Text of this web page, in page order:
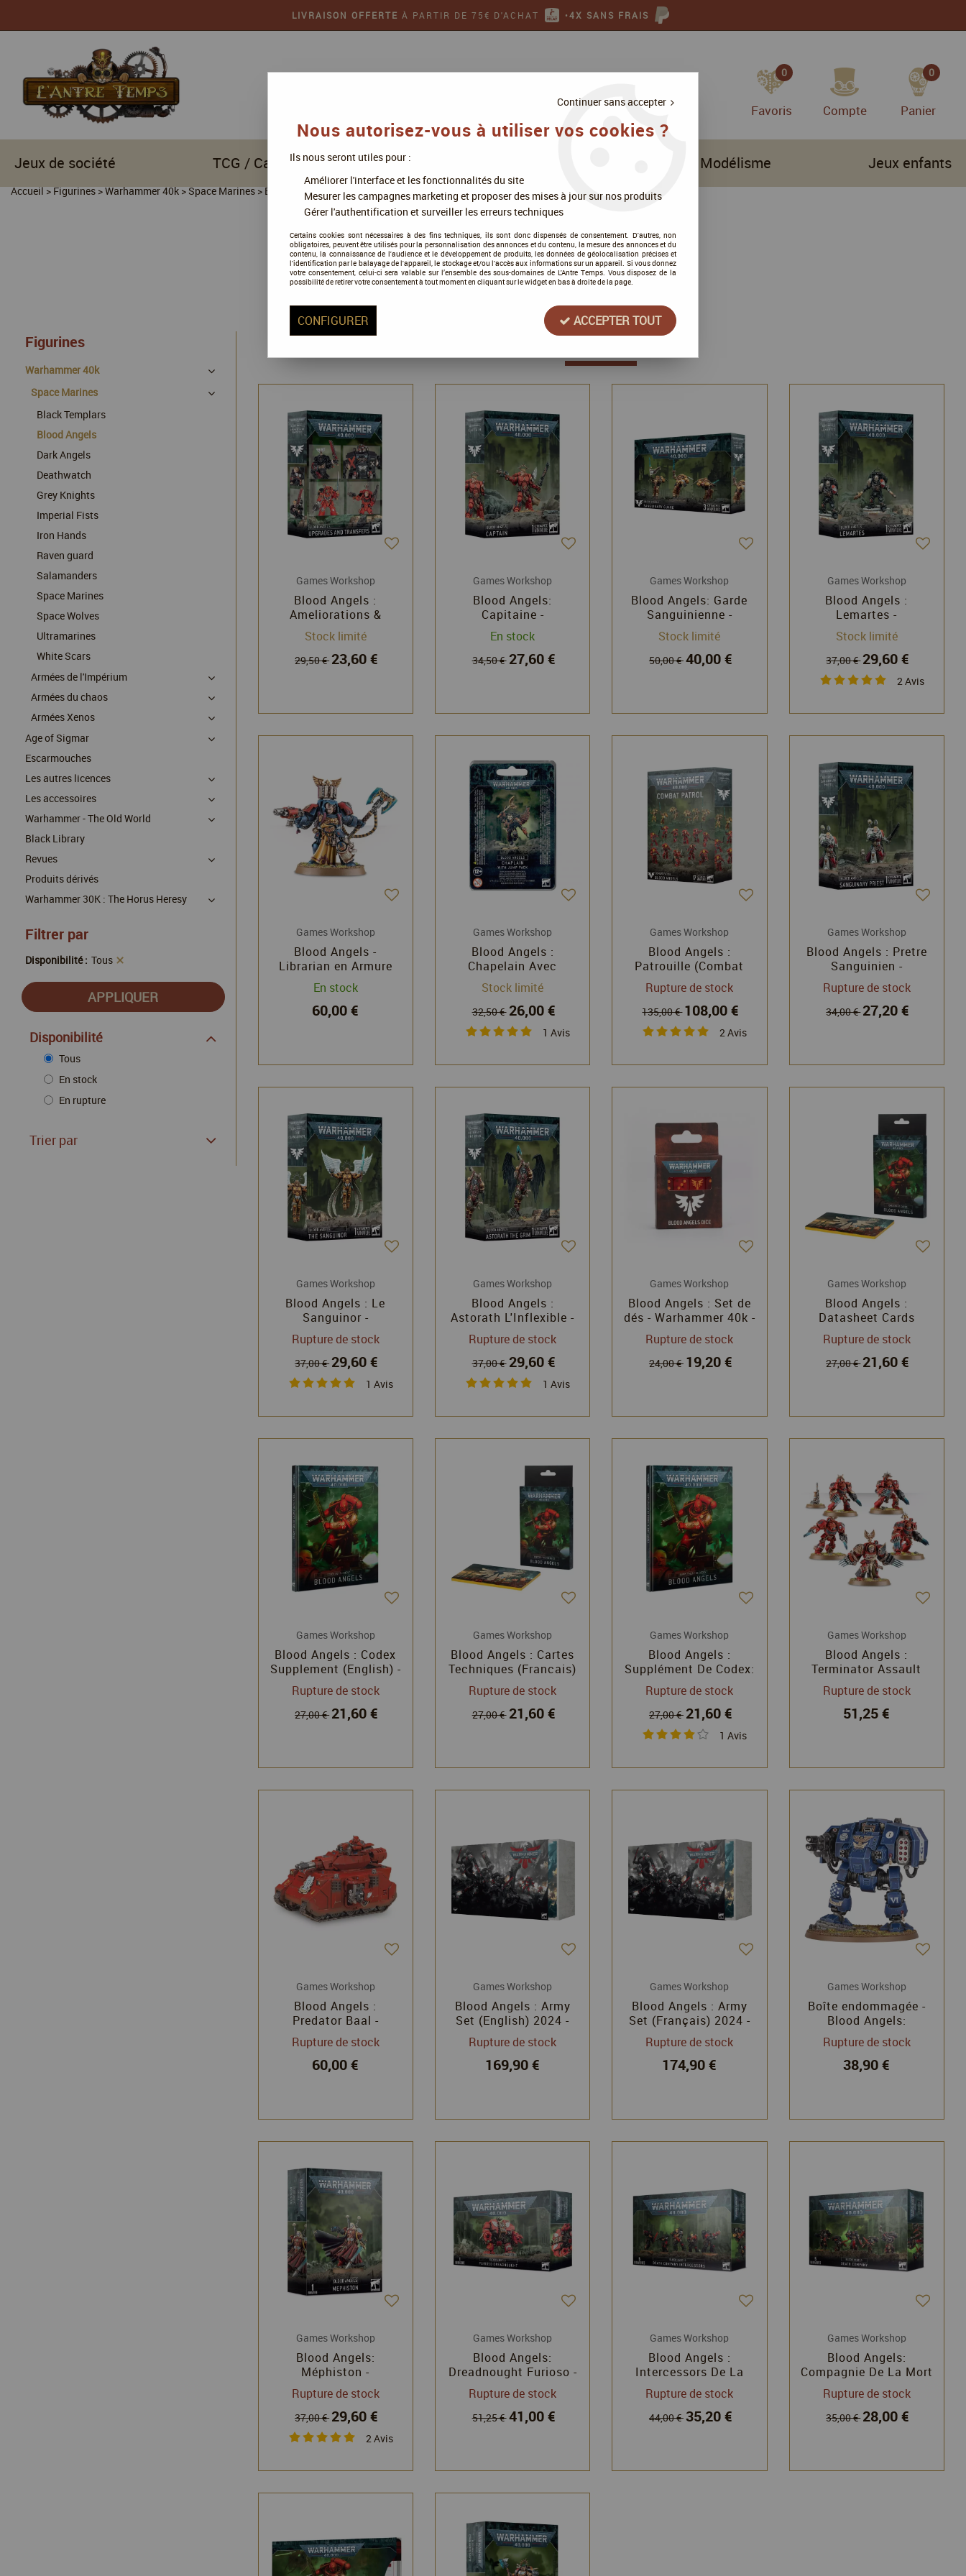
LIVRAISON OFFERTE À PARTIR DE 75€ D'ACHAT •4X SANS FRAIS
0
Favoris Compte
0
Panier
Jeux de société TCG / Cartes à collectionner Modélisme Jeux enfants
Accueil>Figurines>Warhammer 40k>Space Marines>Blood Angels
Blood Angels
Tous nos produits de la gamme
Figurines
Warhammer 40k
Space Marines
Black Templars
Blood Angels
Dark Angels
Deathwatch
Grey Knights
Imperial Fists
Iron Hands
Raven guard
Salamanders
Space Marines
Space Wolves
Ultramarines
White Scars
Armées de l'Impérium
Armées du chaos
Armées Xenos
Age of Sigmar
Escarmouches
Les autres licences
Les accessoires
Warhammer - The Old World
Black Library
Revues
Produits dérivés
Warhammer 30K : The Horus Heresy
Filtrer par
Disponibilité : Tous
Disponibilité
Tous
En stock
En rupture
Trier par
Games Workshop
Blood Angels :
Ameliorations &
Decalcomanies -
Warhammer 40k -
Games Workshop
Stock limité
29,50 € 23,60 €
Games Workshop
Blood Angels:
Capitaine -
Warhammer 40k -
Games Workshop
En stock
34,50 € 27,60 €
Games Workshop
Blood Angels: Garde
Sanguinienne -
Warhammer 40k -
Games Workshop
Stock limité
50,00 €40,00 €
Games Workshop
Blood Angels :
Lemartes -
Warhammer 40k -
Games Workshop
Stock limité
37,00 €29,60 €
2 Avis
Games Workshop
Blood Angels -
Librarian en Armure
Terminator -
Warhammer 40k -
Games Workshop
En stock
60,00 €
Games Workshop
Blood Angels :
Chapelain Avec
Réacteur Dorsal -
Warhammer 40k -
Games Workshop
Stock limité
32,50 € 26,00 €
1 Avis
Games Workshop
Blood Angels :
Patrouille (Combat
Patrol) - Warhammer
40k - Games Workshop
Rupture de stock
135,00 €108,00 €
2 Avis
Games Workshop
Blood Angels : Pretre
Sanguinien -
Warhammer 40k -
Games Workshop
Rupture de stock
34,00 €27,20 €
Games Workshop
Blood Angels : Le
Sanguinor -
Warhammer 40k -
Games Workshop
Rupture de stock
37,00 € 29,60 €
1 Avis
Games Workshop
Blood Angels :
Astorath L'Inflexible -
Warhammer 40k -
Games Workshop
Rupture de stock
37,00 € 29,60 €
1 Avis
Games Workshop
Blood Angels : Set de
dés - Warhammer 40k -
Games Workshop
Rupture de stock
24,00 € 19,20 €
Games Workshop
Blood Angels :
Datasheet Cards
(English) - Warhammer
40k - Games Workshop
Rupture de stock
27,00 €21,60 €
Games Workshop
Blood Angels : Codex
Supplement (English) -
Warhammer 40k -
Games Workshop
Rupture de stock
27,00 € 21,60 €
Games Workshop
Blood Angels : Cartes
Techniques (Francais)
- Warhammer 40k -
Games Workshop
Rupture de stock
27,00 € 21,60 €
Games Workshop
Blood Angels :
Supplément De Codex:
Blood Angels
(Français) -
Warhammer 40k -
Games Workshop
Rupture de stock
27,00 € 21,60 €
1 Avis
Games Workshop
Blood Angels :
Terminator Assault
Squad - Warhammer
40k - Games Workshop
Rupture de stock
51,25 €
Games Workshop
Blood Angels :
Predator Baal -
Warhammer 40k -
Games Workshop
Rupture de stock
60,00 €
Games Workshop
Blood Angels : Army
Set (English) 2024 -
Warhammer 40k -
Games Workshop
Rupture de stock
169,90 €
Games Workshop
Blood Angels : Army
Set (Français) 2024 -
Warhammer 40k -
Games Workshop
Rupture de stock
174,90 €
Games Workshop
Boîte endommagée -
Blood Angels:
Dreadnought Furioso -
Warhammer 40k -
Games Workshop
Rupture de stock
38,90 €
Games Workshop
Blood Angels:
Méphiston -
Warhammer 40k -
Games Workshop
Rupture de stock
37,00 € 29,60 €
2 Avis
Games Workshop
Blood Angels:
Dreadnought Furioso -
Warhammer 40k -
Games Workshop
Rupture de stock
51,25 €41,00 €
Games Workshop
Blood Angels :
Intercessors De La
Compagnie De La Mort
- Warhammer 40k -
Games Workshop
Rupture de stock
44,00 €35,20 €
Games Workshop
Blood Angels:
Compagnie De La Mort
(Death Company) -
Warhammer 40k -
Games Workshop
Rupture de stock
35,00 €28,00 €
Continuer sans accepter
Nous autorisez-vous à utiliser vos cookies ?
Ils nous seront utiles pour :
Améliorer l'interface et les fonctionnalités du site
Mesurer les campagnes marketing et proposer des mises à jour sur nos produits
Gérer l'authentification et surveiller les erreurs techniques
Certains cookies sont nécessaires à des fins techniques, ils sont donc dispensés de consentement. D'autres, non
obligatoires, peuvent être utilisés pour la personnalisation des annonces et du contenu, la mesure des annonces et du
contenu, la connaissance de l'audience et le développement de produits, les données de géolocalisation précises et
l'identification par le balayage de l'appareil, le stockage et/ou l'accès aux informations sur un appareil. Si vous donnez
votre consentement, celui-ci sera valable sur l’ensemble des sous-domaines de L'Antre Temps. Vous disposez de la
possibilité de retirer votre consentement à tout moment en cliquant sur le widget en bas à droite de la page.
CONFIGURER ACCEPTER TOUT